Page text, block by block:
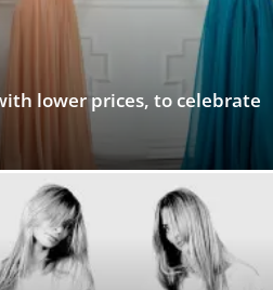
lower prices, to celebrate